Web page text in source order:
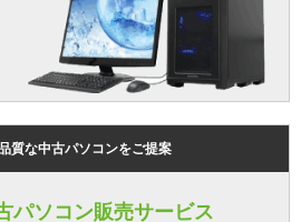
質な中古パソコンをご提案
パソコン販売サービス